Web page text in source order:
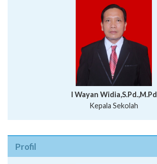
I Wayan Widia,S.Pd.,M.Pd
Kepala Sekolah
Profil